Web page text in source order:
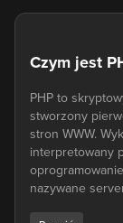
Czym jest
PHP to
stworzony
stron WWW.
interpretowany
nazywane